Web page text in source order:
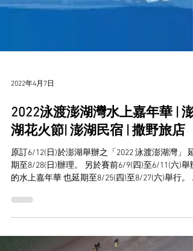
2022泳渡澎湖灣水上嘉年華 | 澎